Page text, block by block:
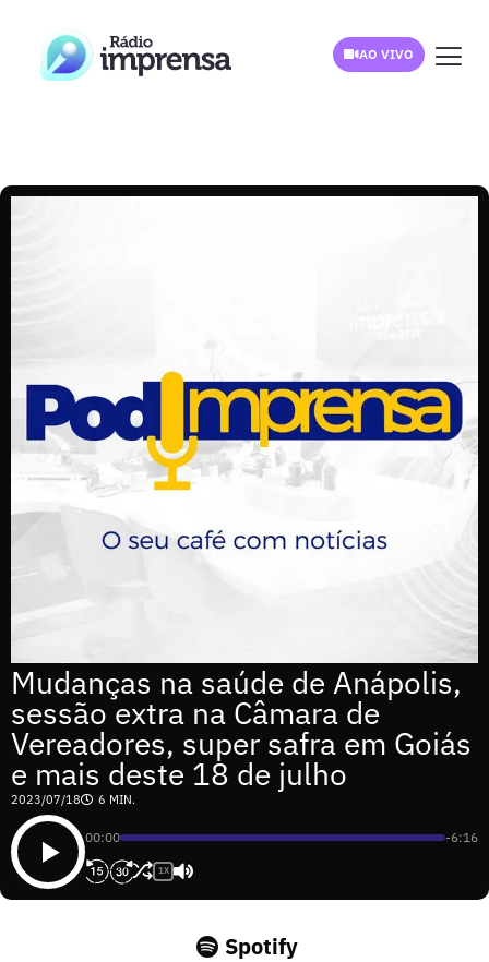
AO VIVO
Mudanças na saúde de Anápolis,
sessão extra na Câmara de
Vereadores, super safra em Goiás
e mais deste 18 de julho
2023/07/18 6 MIN.
00:00 -6:16
1X
Spotify